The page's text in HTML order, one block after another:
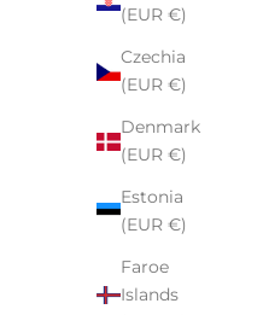
(EUR €)
Czechia
(EUR €)
Denmark
(EUR €)
Estonia
(EUR €)
Faroe
Islands